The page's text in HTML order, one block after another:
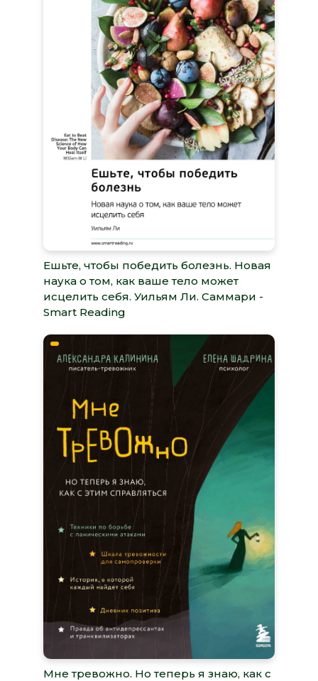
Ешьте, чтобы победить болезнь. Новая
наука о том, как ваше тело может
исцелить себя. Уильям Ли. Саммари -
Smart Reading
Мне тревожно. Но теперь я знаю, как с